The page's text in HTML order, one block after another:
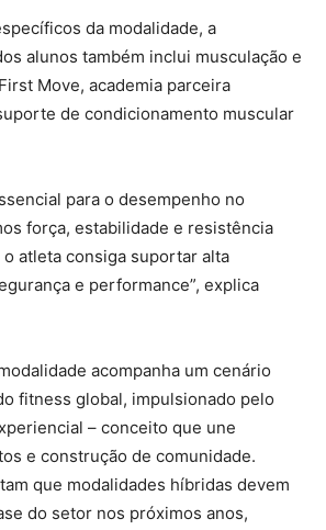
da modalidade, a
alunos também inclui musculação e
Move, academia parceira
de condicionamento muscular
para o desempenho no
força, estabilidade e resistência
atleta consiga suportar alta
e performance”, explica
acompanha um cenário
fitness global, impulsionado pelo
– conceito que une
e construção de comunidade.
que modalidades híbridas devem
do setor nos próximos anos,